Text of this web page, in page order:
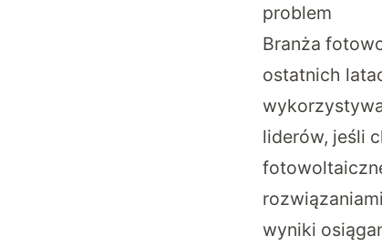
problem
Branża
ostatnich
liderów, jeśli
wyniki